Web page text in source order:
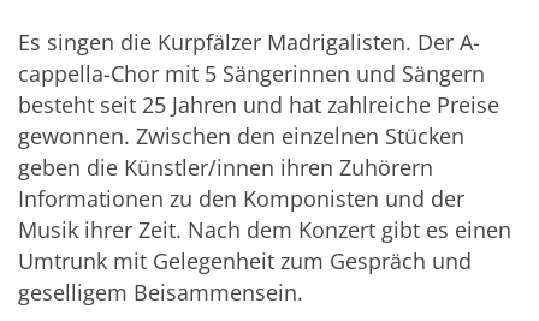
Es singen die Kurpfälzer Madrigalisten. Der A-
cappella-Chor mit 5 Sängerinnen und Sängern
besteht seit 25 Jahren und hat zahlreiche Preise
gewonnen. Zwischen den einzelnen Stücken
geben die Künstler/innen ihren Zuhörern
Informationen zu den Komponisten und der
Musik ihrer Zeit. Nach dem Konzert gibt es einen
Umtrunk mit Gelegenheit zum Gespräch und
geselligem Beisammensein.